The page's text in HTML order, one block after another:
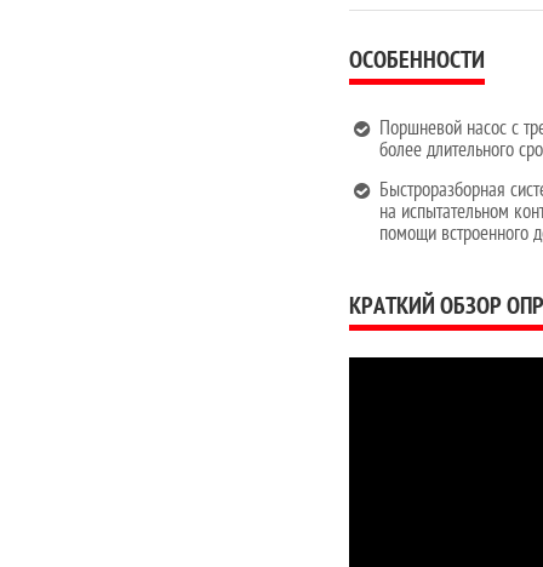
ОСОБЕННОСТИ
Поршневой насос с
более длительного
Быстроразборная
на испытательном
помощи встроенного
КРАТКИЙ ОБЗОР